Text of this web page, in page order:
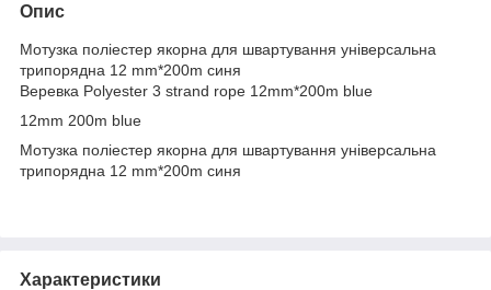
Опис
Мотузка поліестер якорна для швартування універсальна
трипорядна 12 mm*200m синя
Веревка Polyester 3 strand rope 12mm*200m blue
12mm 200m blue
Мотузка поліестер якорна для швартування універсальна
трипорядна 12 mm*200m синя
Характеристики